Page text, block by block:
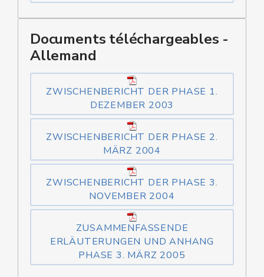
Documents téléchargeables -
Allemand
ZWISCHENBERICHT DER PHASE 1.
DEZEMBER 2003
ZWISCHENBERICHT DER PHASE 2.
MÄRZ 2004
ZWISCHENBERICHT DER PHASE 3.
NOVEMBER 2004
ZUSAMMENFASSENDE
ERLÄUTERUNGEN UND ANHANG
PHASE 3. MÄRZ 2005